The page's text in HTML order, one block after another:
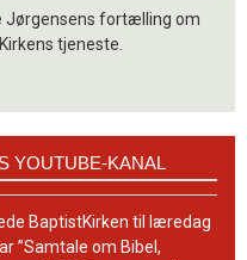
Jørgensens fortælling om
tjeneste.
YOUTUBE-KANAL
BaptistKirken til læredag
”Samtale om Bibel,